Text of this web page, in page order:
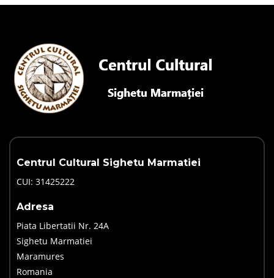
Centrul Cultural Sighetu Marmatiei
CUI: 31425222
Adresa
Piata Libertatii Nr. 24A
Sighetu Marmatiei
Maramures
Romania